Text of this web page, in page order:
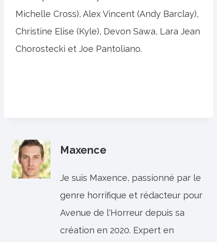
Michelle Cross), Alex Vincent (Andy Barclay),
Christine Elise (Kyle), Devon Sawa, Lara Jean
Chorostecki et Joe Pantoliano.
Maxence
Je suis Maxence, passionné par le
genre horrifique et rédacteur pour
Avenue de l'Horreur depuis sa
création en 2020. Expert en